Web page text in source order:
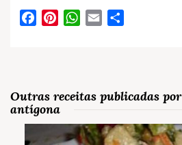
FacebookPinterestWhatsApp
Email
Outras receitas publicadas por
antígona